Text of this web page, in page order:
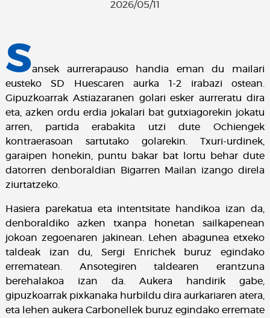
2026/05/11
Sansek aurrerapauso handia eman du mailari
eusteko SD Huescaren aurka 1-2 irabazi ostean.
Gipuzkoarrak Astiazaranen golari esker aurreratu dira
eta, azken ordu erdia jokalari bat gutxiagorekin jokatu
arren, partida erabakita utzi dute Ochiengek
kontraerasoan sartutako golarekin. Txuri-urdinek,
garaipen honekin, puntu bakar bat lortu behar dute
datorren denboraldian Bigarren Mailan izango direla
ziurtatzeko.
Hasiera parekatua eta intentsitate handikoa izan da,
denboraldiko azken txanpa honetan sailkapenean
jokoan zegoenaren jakinean. Lehen abagunea etxeko
taldeak izan du, Sergi Enrichek buruz egindako
errematean. Ansotegiren taldearen erantzuna
berehalakoa izan da. Aukera handirik gabe,
gipuzkoarrak pixkanaka hurbildu dira aurkariaren atera,
eta lehen aukera Carbonellek buruz egindako erremate